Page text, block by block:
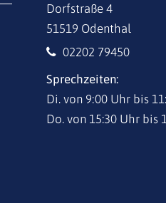
Dorfstraße 4
51519 Odenthal
02202 79450
Sprechzeiten:
Di. von 9:00 Uhr bis
Do. von 15:30 Uhr bis